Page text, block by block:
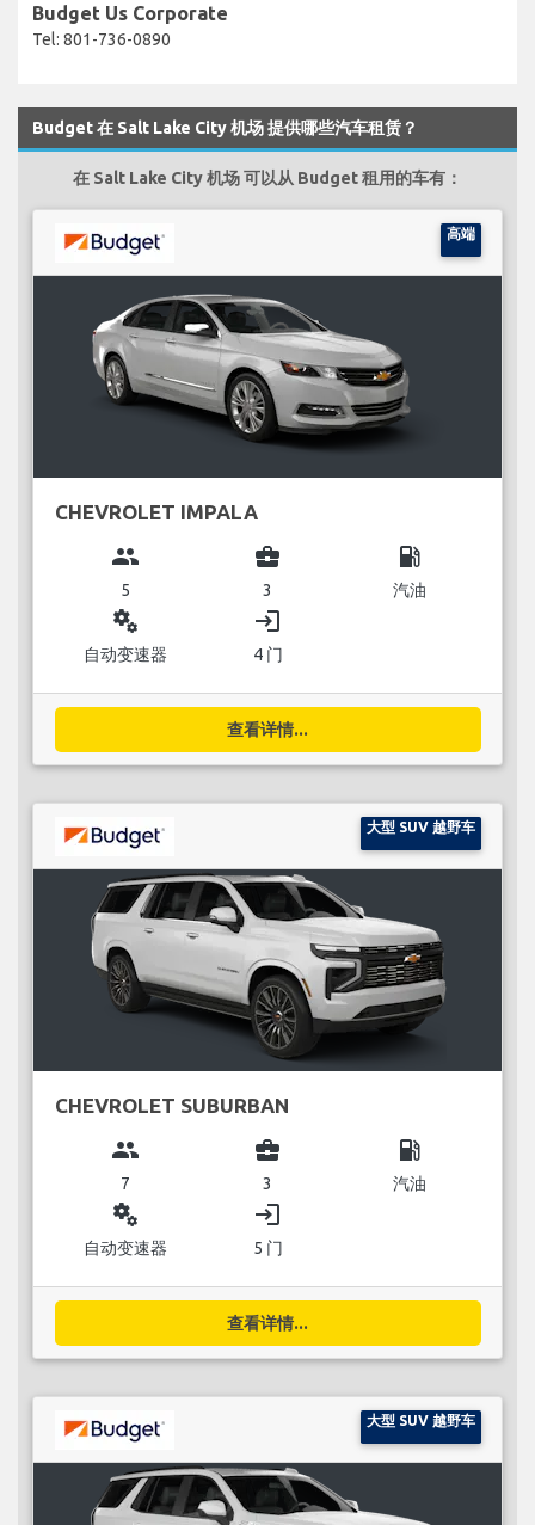
Budget Us Corporate
Tel: 801-736-0890
Budget 在 Salt Lake City 机场 提供哪些汽车租赁？
在 Salt Lake City 机场 可以从 Budget 租用的车有：
高端
CHEVROLET IMPALA
group
5
business_center
3
local_gas_station
汽油
miscellaneous_services
自动变速器
login
4 门
查看详情...
大型 SUV 越野车
CHEVROLET SUBURBAN
group
7
business_center
3
local_gas_station
汽油
miscellaneous_services
自动变速器
login
5 门
查看详情...
大型 SUV 越野车